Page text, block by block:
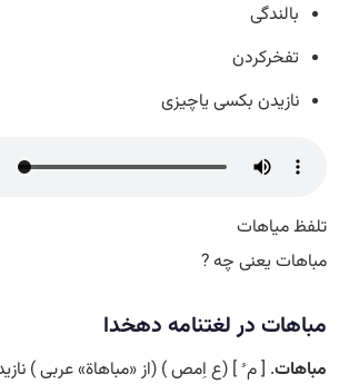
بالندگی
تفخرکردن
نازیدن بکسی یاچیزی
تلفظ میاهات
مباهات یعنی چه ?
مباهات در لغتنامه دهخدا
مباهات. [ م ُ ] (ع اِمص ) (از «مباهاة» عربی )